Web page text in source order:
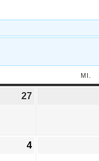
MI.
27
4